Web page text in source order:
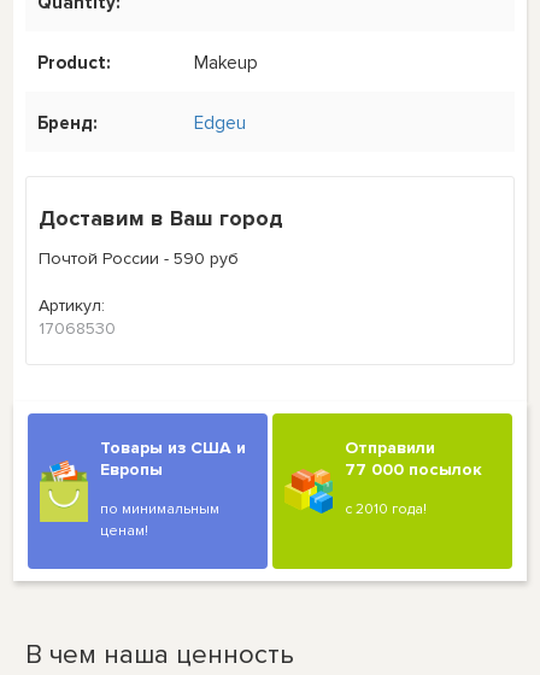
Product: Makeup
Бренд: Edgeu
Доставим в Ваш город
Почтой России - 590 руб
Артикул:
17068530
Товары из США и
Европы
по минимальным
ценам!
Отправили
77 000 посылок
с 2010 года!
В чем наша ценность